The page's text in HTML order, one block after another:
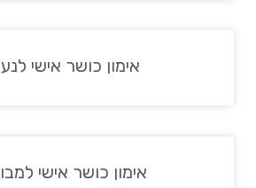
אימון כושר אישי
אימון כושר אישי